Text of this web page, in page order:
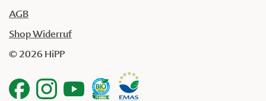
AGB
Shop Widerruf
© 2026 HiPP